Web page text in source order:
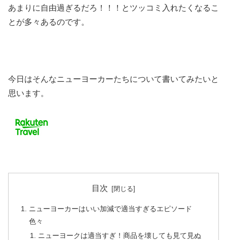
あまりに自由過ぎるだろ！！！とツッコミ入れたくなるこ
とが多々あるのです。
今日はそんなニューヨーカーたちについて書いてみたいと
思います。
目次
ニューヨーカーはいい加減で適当すぎるエピソード
色々
ニューヨークは適当すぎ！商品を壊しても見て見ぬ